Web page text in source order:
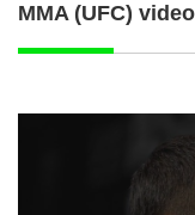
MMA (UFC)